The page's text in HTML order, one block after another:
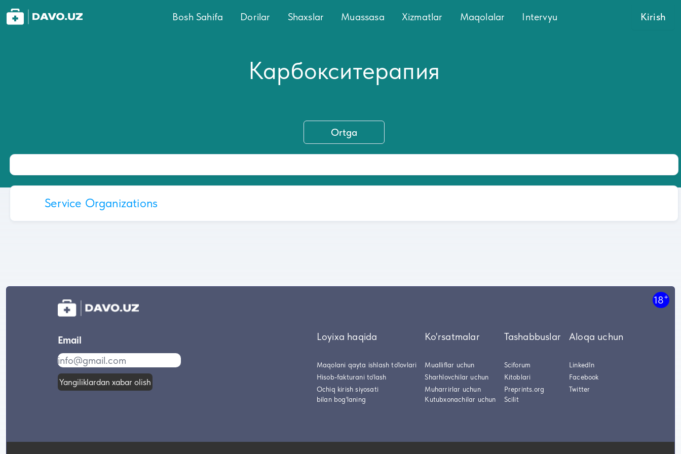
Bosh Sahifa Dorilar Shaxslar Muassasa Xizmatlar Maqolalar Intervyu Kirish
Карбокситерапия
Ortga
Service Organizations
18+
Email
Yangiliklardan xabar olish
Loyixa haqida
Maqolani qayta ishlash to'lovlari
Hisob-fakturani to'lash
Ochiq kirish siyosati
bilan bog'laning
Ko'rsatmalar
Mualliflar uchun
Sharhlovchilar uchun
Muharrirlar uchun
Kutubxonachilar uchun
Tashabbuslar
Sciforum
Kitoblari
Preprints.org
Scilit
Aloqa uchun
LinkedIn
Facebook
Twitter